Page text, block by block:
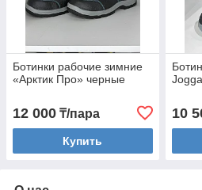
Ботинки рабочие зимние
«Арктик Про» черные
12 000 ₸/пара
Купить
10